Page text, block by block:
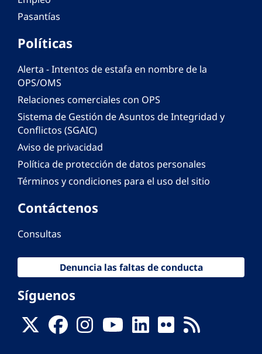
Pasantías
Políticas
Alerta - Intentos de estafa en nombre de la
OPS/OMS
Relaciones comerciales con OPS
Sistema de Gestión de Asuntos de Integridad y
Conflictos (SGAIC)
Aviso de privacidad
Política de protección de datos personales
Términos y condiciones para el uso del sitio
Contáctenos
Consultas
Denuncia las faltas de conducta
Síguenos